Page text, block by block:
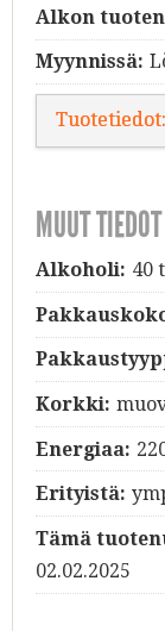
Alkon
Myynnissä:
MUUT TIEDOT
Alkoholi: 40
Korkki:
Energiaa:
Erityistä:
Tämä
02.02.2025